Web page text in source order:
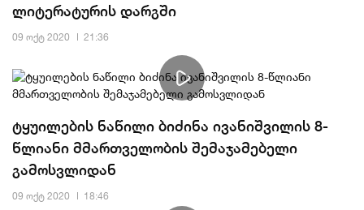
ლიტერატურის დარგში
09 ოქტ 2020 21:36
ტყუილების ნაწილი ბიძინა ივანიშვილის 8-
წლიანი მმართველობის შემაჯამებელი
გამოსვლიდან
09 ოქტ 2020 18:46